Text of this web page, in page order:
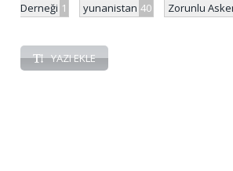
Derneği 1 yunanistan 40 Zorunlu
YAZI EKLE